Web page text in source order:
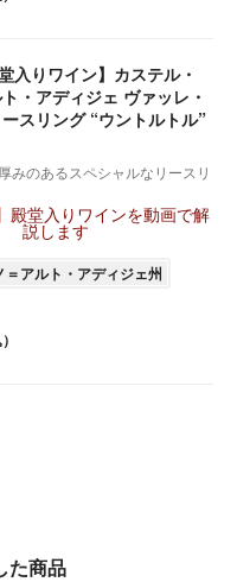
入りワイン】カステル・
・アディジェ ヴァッレ・
スリング “ウントルトル”
みのあるスペシャルなリースリ
殿堂入りワインを動画で解
説します
＝アルト・アディジェ州
た商品